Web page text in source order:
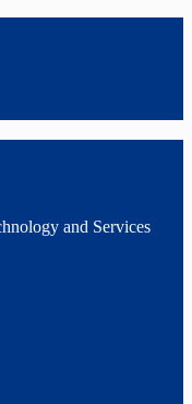
and Services